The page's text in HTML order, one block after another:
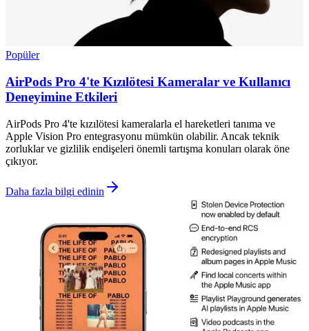
Popüler
AirPods Pro 4'te Kızılötesi Kameralar ve Kullanıcı
Deneyimine Etkileri
AirPods Pro 4'te kızılötesi kameralarla el hareketleri tanıma ve
Apple Vision Pro entegrasyonu mümkün olabilir. Ancak teknik
zorluklar ve gizlilik endişeleri önemli tartışma konuları olarak öne
çıkıyor.
Daha fazla bilgi edinin